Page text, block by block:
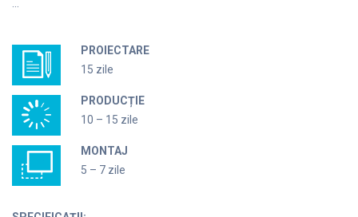
PROIECTARE
15 zile
PRODUCȚIE
10 – 15 zile
MONTAJ
5 – 7 zile